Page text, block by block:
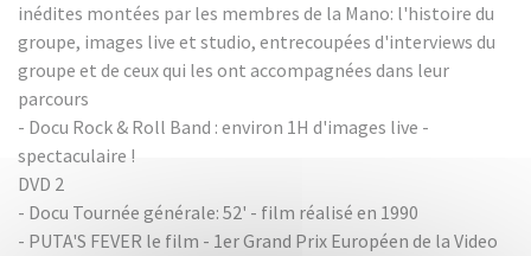
inédites montées par les membres de la Mano: l'histoire du
groupe, images live et studio, entrecoupées d'interviews du
groupe et de ceux qui les ont accompagnées dans leur
parcours
- Docu Rock & Roll Band : environ 1H d'images live -
spectaculaire !
DVD 2
- Docu Tournée générale: 52' - film réalisé en 1990
- PUTA'S FEVER le film - 1er Grand Prix Européen de la Video